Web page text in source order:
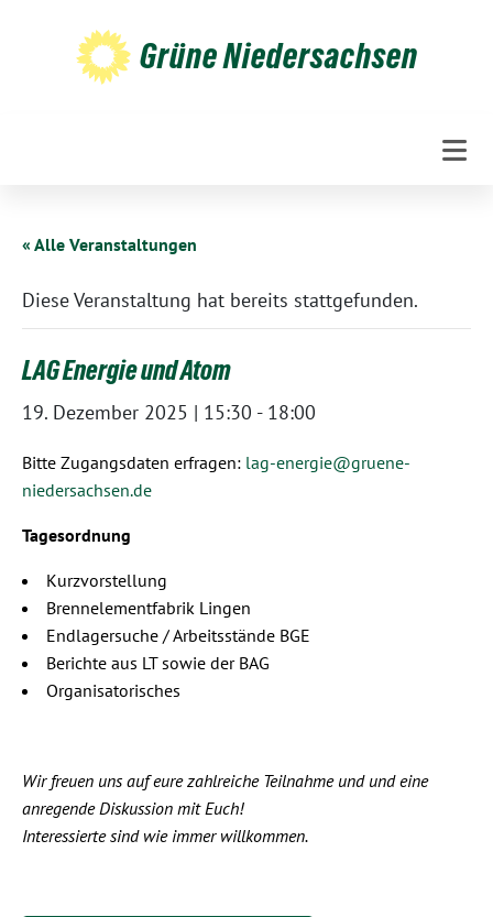
Grüne Niedersachsen
« Alle Veranstaltungen
Diese Veranstaltung hat bereits stattgefunden.
LAG Energie und Atom
19. Dezember 2025 | 15:30 - 18:00
Bitte Zugangsdaten erfragen: lag-energie@gruene-
niedersachsen.de
Tagesordnung
Kurzvorstellung
Brennelementfabrik Lingen
Endlagersuche / Arbeitsstände BGE
Berichte aus LT sowie der BAG
Organisatorisches
Wir freuen uns auf eure zahlreiche Teilnahme und und eine
anregende Diskussion mit Euch!
Interessierte sind wie immer willkommen.